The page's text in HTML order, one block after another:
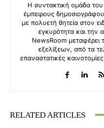
Η συντακτική ομάδα
έμπειρους
με πολυετή θητεία στον
εγκυρότητα και την
NewsRoom
εξελίξεων, από τα
επαναστατικές
RELATED ARTICLES